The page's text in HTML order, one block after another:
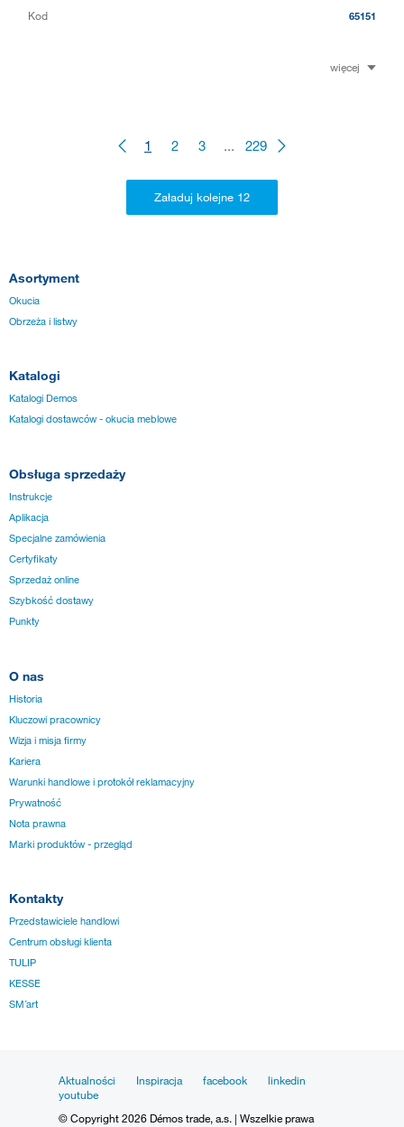
Kod 65151
więcej
1 2 3 ... 229
Asortyment
Okucia
Obrzeża i listwy
Katalogi
Katalogi Demos
Katalogi dostawców - okucia meblowe
Obsługa sprzedaży
Instrukcje
Aplikacja
Specjalne zamówienia
Certyfikaty
Sprzedaż online
Szybkość dostawy
Punkty
O nas
Historia
Kluczowi pracownicy
Wizja i misja firmy
Kariera
Warunki handlowe i protokół reklamacyjny
Prywatność
Nota prawna
Marki produktów - przegląd
Kontakty
Przedstawiciele handlowi
Centrum obsługi klienta
TULIP
KESSE
SM´art
Aktualności Inspiracja facebook
linkedin
youtube
© Copyright 2026 Démos trade, a.s. | Wszelkie prawa